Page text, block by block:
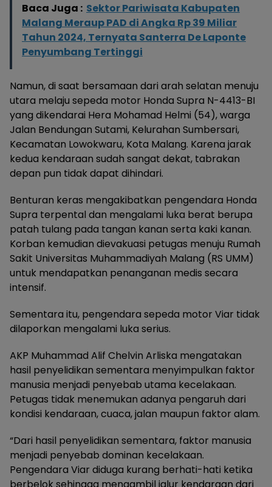
Baca Juga : Sektor Pariwisata Kabupaten
Malang Meraup PAD di Angka Rp 39 Miliar
Tahun 2024, Ternyata Santerra De Laponte
Penyumbang Tertinggi
Namun, di saat bersamaan dari arah selatan menuju
utara melaju sepeda motor Honda Supra N-4413-BI
yang dikendarai Hera Mohamad Helmi (54), warga
Jalan Bendungan Sutami, Kelurahan Sumbersari,
Kecamatan Lowokwaru, Kota Malang. Karena jarak
kedua kendaraan sudah sangat dekat, tabrakan
depan pun tidak dapat dihindari.
Benturan keras mengakibatkan pengendara Honda
Supra terpental dan mengalami luka berat berupa
patah tulang pada tangan kanan serta kaki kanan.
Korban kemudian dievakuasi petugas menuju Rumah
Sakit Universitas Muhammadiyah Malang (RS UMM)
untuk mendapatkan penanganan medis secara
intensif.
Sementara itu, pengendara sepeda motor Viar tidak
dilaporkan mengalami luka serius.
AKP Muhammad Alif Chelvin Arliska mengatakan
hasil penyelidikan sementara menyimpulkan faktor
manusia menjadi penyebab utama kecelakaan.
Petugas tidak menemukan adanya pengaruh dari
kondisi kendaraan, cuaca, jalan maupun faktor alam.
“Dari hasil penyelidikan sementara, faktor manusia
menjadi penyebab dominan kecelakaan.
Pengendara Viar diduga kurang berhati-hati ketika
berbelok sehingga mengambil jalur kendaraan dari